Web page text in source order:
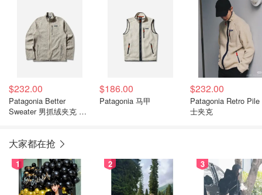
$232.00
Patagonia Better
Sweater 男抓绒夹克 卡
$186.00
Patagonia 马甲
$232.00
Patagonia Retro Pile
士夹克
大家都在抢
1 2 3